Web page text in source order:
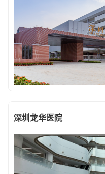
深圳龙华医院